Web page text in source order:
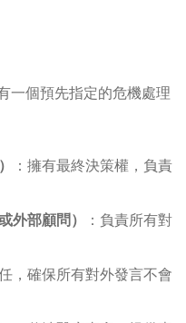
一個預先指定的危機處理
：擁有最終決策權，負責
外部顧問）
：負責所有對
，確保所有對外發言不會